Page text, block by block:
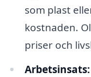
som plast
kostnaden.
priser och
Arbetsinsats: